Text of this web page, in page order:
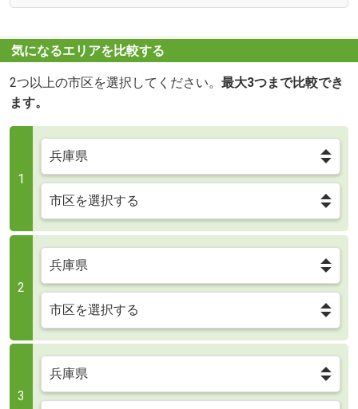
気になるエリアを比較する
2つ以上の市区を選択してください。 最大3つまで比較でき
ます。
1
2
3